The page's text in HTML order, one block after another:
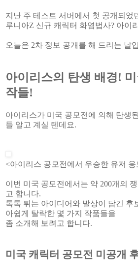
지난 주 테스트 서버에서 첫 공개되었
루니아Z 신규 캐릭터 화염법사? 아이
오늘은 2차 정보 공개를 해 드리는 날
아이리스의 탄생 배경!
작들!
아이리스가 미국 공모전에 의해 탄생
들 알고 계실 텐데요.
<아이리스 공모전에서 우승한 유저 응
이번 미국 공모전에서는 약 200개의
고 합니다.
톡톡 튀는 아이디어와 발상이 담긴 후
아쉽게 탈락한 몇 가지 작품들을
좀 소개해 보려고 합니다.
미국 캐릭터 공모전 미공개